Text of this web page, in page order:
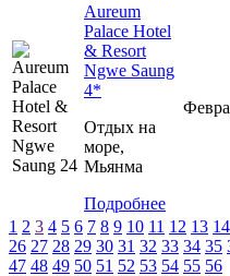
Aureum
Palace Hotel
& Resort
Ngwe Saung
4*
Отдых на
море,
Мьянма
Подробнее
1 2 3 4 5 6 7 8 9 10 11 12 13 14
26 27 28 29 30 31 32 33 34 35
47 48 49 50 51 52 53 54 55 56